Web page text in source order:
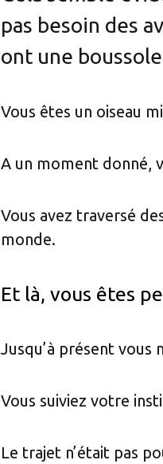
pas besoin des
ont une
Vous êtes un oiseau
A un moment donné,
Vous avez traversé
monde.
Et là, vous êtes
Jusqu’à présent vous
Vous suiviez votre
Le trajet n’était pas